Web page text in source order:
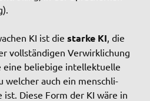
KI ist die star­ke KI , die
voll­stän­di­gen Verwirk­li­chung
belie­bi­ge intel­lek­tu­el­le
welcher auch ein mensch­li­
ist. Diese Form der KI wäre in